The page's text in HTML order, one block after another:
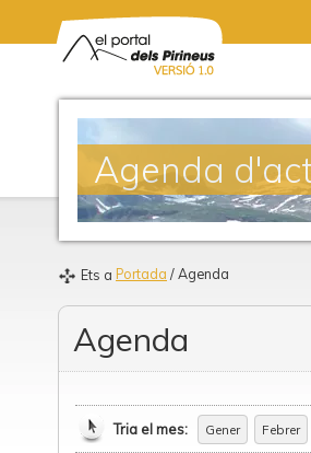
Agenda
Ets a Portada / Agenda
Agenda
Tria el mes: Gener Febrer